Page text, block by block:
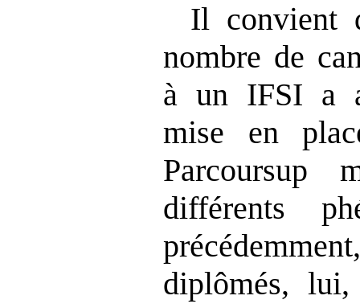
Il convient
nombre de
à un IFSI a
mise en
différents
diplômés, lui,